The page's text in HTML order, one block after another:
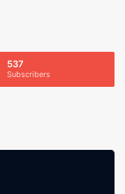
537
Subscribers